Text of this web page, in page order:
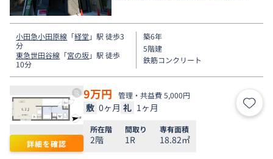
小田急小田原線 「経堂」駅 徒歩3
分
東急世田谷線 「宮の坂」駅 徒歩
10分
築6年
5階建
鉄筋コンクリート
詳細を確認
9万円 管理・共益費 5,000円
敷 0ヶ月 礼 1ヶ月 お気
所在階
2階
間取り
1R
専有面積
18.82㎡